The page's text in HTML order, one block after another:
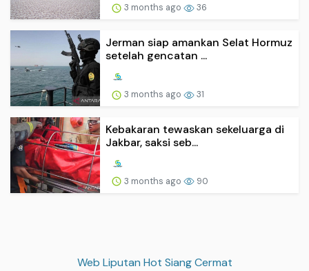
3 months ago 36
Jerman siap amankan Selat Hormuz
setelah gencatan ...
3 months ago 31
Kebakaran tewaskan sekeluarga di
Jakbar, saksi seb...
3 months ago 90
Web Liputan Hot Siang Cermat